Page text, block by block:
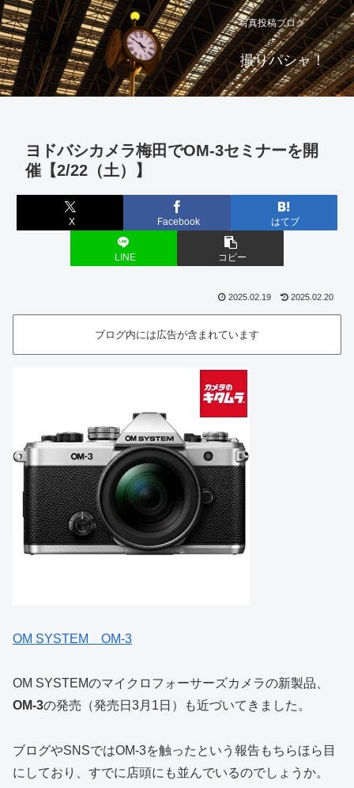
写真投稿ブログ
撮りパシャ！
ヨドバシカメラ梅田でOM-3セミナーを開
催【2/22（土）】
X Facebook はてブ
LINE コピー
2025.02.19 2025.02.20
ブログ内には広告が含まれています
OM SYSTEM OM-3
OM SYSTEMのマイクロフォーサーズカメラの新製品、
OM-3の発売（発売日3月1日）も近づいてきました。
ブログやSNSではOM-3を触ったという報告もちらほら目
にしており、すでに店頭にも並んでいるのでしょうか。